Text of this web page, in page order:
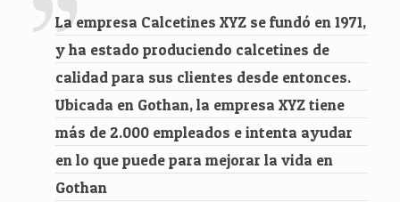
La empresa Calcetines XYZ se fundó en 1971,
y ha estado produciendo calcetines de
calidad para sus clientes desde entonces.
Ubicada en Gothan, la empresa XYZ tiene
más de 2.000 empleados e intenta ayudar
en lo que puede para mejorar la vida en
Gothan